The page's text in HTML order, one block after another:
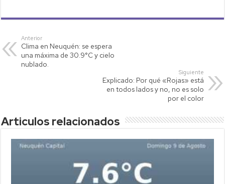
at
s
A
p
tt p
Li
ail m
ar
Anterior
Clima en Neuquén: se espera
una máxima de 30.9°C y cielo
nublado.
Siguiente
Explicado: Por qué «Rojas» está
en todos lados y no, no es solo
por el color
Articulos relacionados